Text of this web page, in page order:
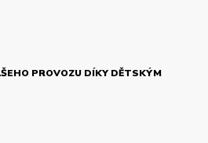
PROVOZU DÍKY DĚTSKÝM